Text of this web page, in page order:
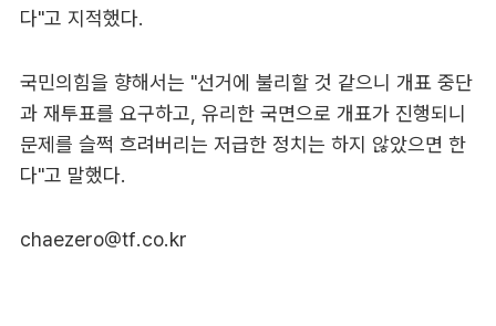
다"고 지적했다.
국민의힘을 향해서는 "선거에 불리할 것 같으니 개표 중단
과 재투표를 요구하고, 유리한 국면으로 개표가 진행되니
문제를 슬쩍 흐려버리는 저급한 정치는 하지 않았으면 한
다"고 말했다.
chaezero@tf.co.kr